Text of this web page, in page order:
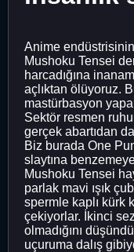
Anime
Mushoku Tensei
harcadığına
açlıktan ölüyoruz.
mastürbasyon
Sektör resmen
gerçek abartıdan
Biz burada One
slaytına
Mushoku Tensei
parlak mavi ışık
spermle kaplı kürk
çekiyorlar. İkinci
olmadığını
uçuruma dalış